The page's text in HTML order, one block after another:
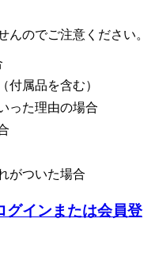
んのでご注意ください。
付属品を含む）
った理由の場合
がついた場合
グインまたは会員登